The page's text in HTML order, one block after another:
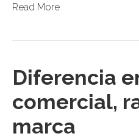
Read More
Diferencia
comercial,
marca